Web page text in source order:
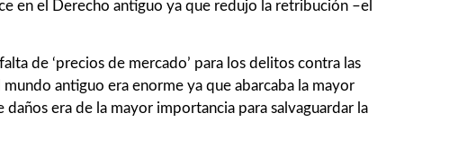
en el Derecho antiguo ya que redujo la retribución –el
de ‘precios de mercado’ para los delitos contra las
antiguo era enorme ya que abarcaba la mayor
era de la mayor importancia para salvaguardar la